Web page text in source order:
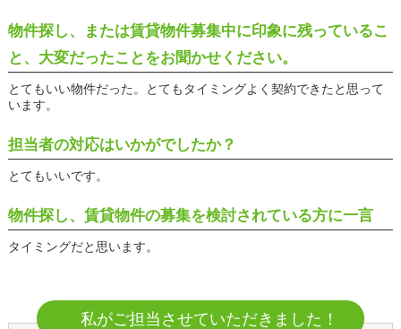
物件探し、または賃貸物件募集中に印象に残っているこ
と、大変だったことをお聞かせください。
とてもいい物件だった。とてもタイミングよく契約できたと思って
います。
担当者の対応はいかがでしたか？
とてもいいです。
物件探し、賃貸物件の募集を検討されている方に一言
タイミングだと思います。
私がご担当させていただきました！